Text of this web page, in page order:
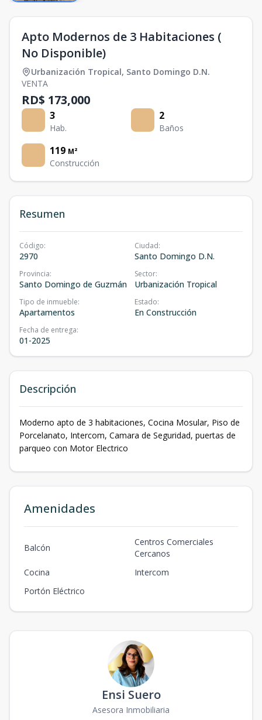
Apto Modernos de 3 Habitaciones (
No Disponible)
Urbanización Tropical, Santo Domingo D.N.
VENTA
RD$ 173,000
3
Hab.
2
Baños
119 M²
Construcción
Resumen
Código:
2970
Ciudad:
Santo Domingo D.N.
Provincia:
Santo Domingo de Guzmán
Sector:
Urbanización Tropical
Tipo de inmueble:
Apartamentos
Estado:
En Construcción
Fecha de entrega:
01-2025
Descripción
Moderno apto de 3 habitaciones, Cocina Mosular, Piso de
Porcelanato, Intercom, Camara de Seguridad, puertas de
parqueo con Motor Electrico
Amenidades
Balcón
Centros Comerciales
Cercanos
Cocina
Intercom
Portón Eléctrico
Ensi Suero
Asesora Inmobiliaria